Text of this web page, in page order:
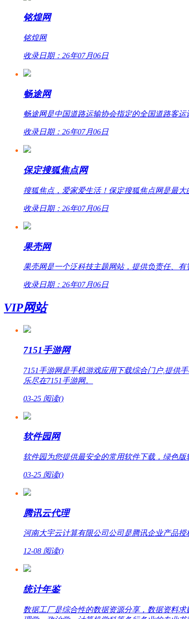
铭煌网
铭煌网
收录日期：26年07月06日
畅途网
畅途网是中国道路运输协会指定的全国道路客
收录日期：26年07月06日
保定搜狐焦点网
搜狐焦点，爱家爱生活！保定搜狐焦点网是最
收录日期：26年07月06日
果壳网
果壳网是一个泛科技主题网站，提供负责任、
收录日期：26年07月06日
VIP网站
7151手游网
7151手游网是手机游戏应用下载综合门户,提供
乐尽在7151手游网。
03-25 阅读()
软件园网
软件园为您提供最安全的常用软件下载，绿色版
03-25 阅读()
腾讯云代理
河南大宇云计算有限公司公司是腾讯企业产品
12-08 阅读()
统计年鉴
数据工厂是综合性的数据资源分享，数据资料